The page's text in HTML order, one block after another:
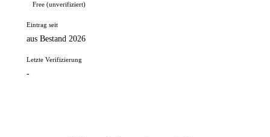
Free (unverifiziert)
Eintrag seit
aus Bestand 2026
Letzte Verifizierung
-